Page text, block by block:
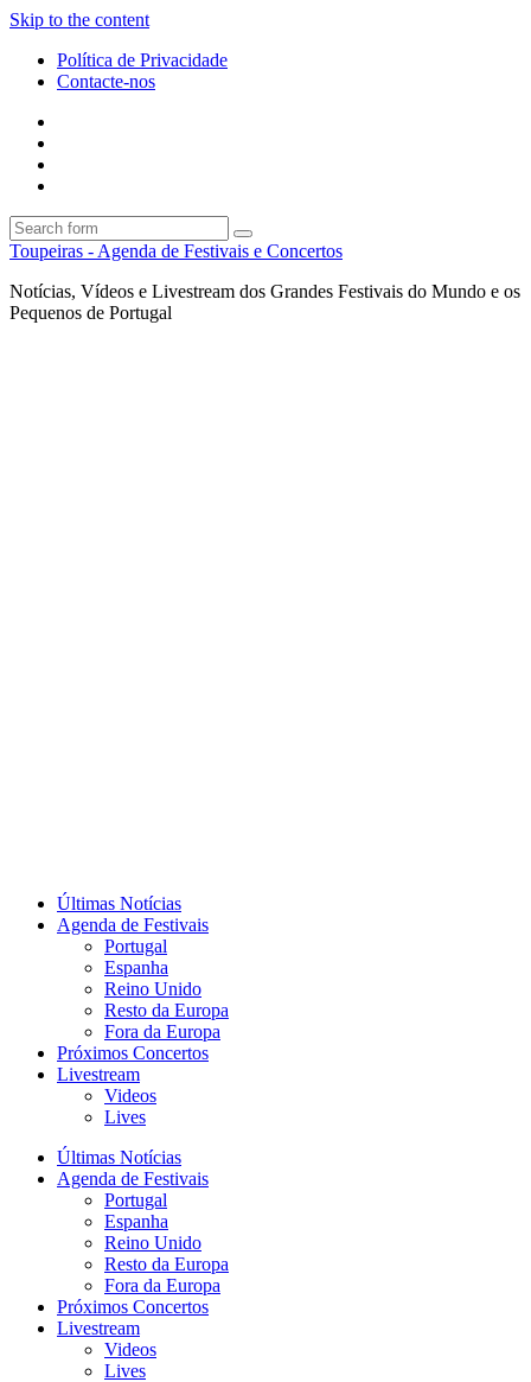
Skip to the content
Política de Privacidade
Contacte-nos
Search
Toupeiras - Agenda de Festivais e Concertos
Notícias, Vídeos e Livestream dos Grandes Festivais do Mundo e os
Pequenos de Portugal
Últimas Notícias
Agenda de Festivais
Portugal
Espanha
Reino Unido
Resto da Europa
Fora da Europa
Próximos Concertos
Livestream
Videos
Lives
Últimas Notícias
Agenda de Festivais
Portugal
Espanha
Reino Unido
Resto da Europa
Fora da Europa
Próximos Concertos
Livestream
Videos
Lives